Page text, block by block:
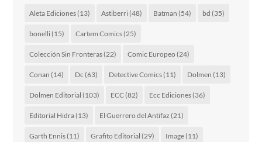
Aleta Ediciones(13) Astiberri(48) Batman (54) bd (35)
bonelli(15) Cartem Comics(25)
Colección Sin Fronteras(22) Comic Europeo (24)
Conan (14) Dc (63) Detective Comics(11) Dolmen (13)
Dolmen Editorial (103) ECC(82) Ecc Ediciones(36)
Editorial Hidra(13) El Guerrero del Antifaz (21)
Garth Ennis(11) Grafito Editorial (29) Image(11)